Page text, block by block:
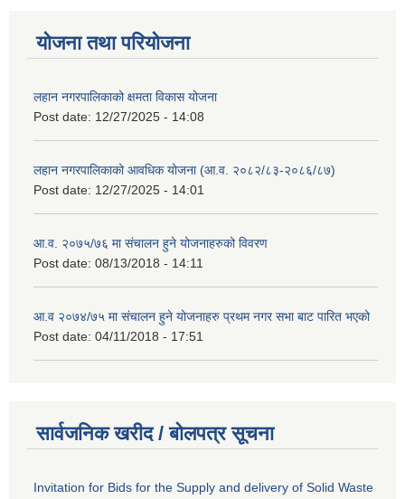
योजना तथा परियोजना
लहान नगरपालिकाको क्षमता विकास योजना
Post date: 12/27/2025 - 14:08
लहान नगरपालिकाको आवधिक योजना (आ.व. २०८२/८३-२०८६/८७)
Post date: 12/27/2025 - 14:01
आ.व. २०७५/७६ मा संचालन हुने योजनाहरुको विवरण
Post date: 08/13/2018 - 14:11
आ.व २०७४/७५ मा संचालन हुने योजनाहरु प्रथम नगर सभा बाट पारित भएको
Post date: 04/11/2018 - 17:51
सार्वजनिक खरीद / बोलपत्र सूचना
Invitation for Bids for the Supply and delivery of Solid Waste